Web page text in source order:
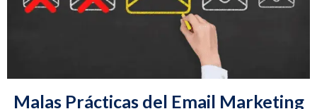
Malas Prácticas del Email Marketing